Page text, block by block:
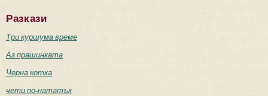
Разкази
Три куршума време
Аз прашинката
Черна котка
чети по-нататък